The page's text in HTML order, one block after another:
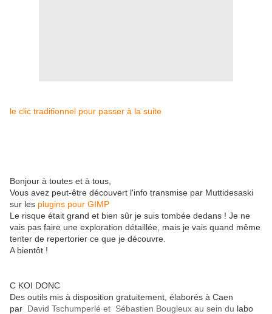
le clic traditionnel pour passer à la suite
Bonjour à toutes et à tous,
Vous avez peut-être découvert l'info transmise par Muttidesaski
sur les plugins pour GIMP
Le risque était grand et bien sûr je suis tombée dedans ! Je ne
vais pas faire une exploration détaillée, mais je vais quand même
tenter de repertorier ce que je découvre.
A bientôt !
C KOI DONC
Des outils mis à disposition gratuitement, élaborés à Caen
par David Tschumperlé et Sébastien Bougleux au sein du labo